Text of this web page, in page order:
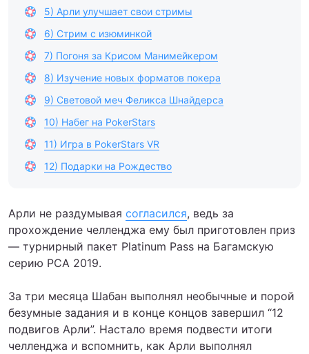
5) Арли улучшает свои стримы
6) Стрим с изюминкой
7) Погоня за Крисом Манимейкером
8) Изучение новых форматов покера
9) Световой меч Феликса Шнайдерса
10) Набег на PokerStars
11) Игра в PokerStars VR
12) Подарки на Рождество
Арли не раздумывая согласился, ведь за
прохождение челленджа ему был приготовлен приз
— турнирный пакет Platinum Pass на Багамскую
серию PCA 2019.
За три месяца Шабан выполнял необычные и порой
безумные задания и в конце концов завершил “12
подвигов Арли”. Настало время подвести итоги
челленджа и вспомнить, как Арли выполнял